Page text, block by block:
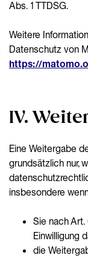
Abs. 1 TTDSG.
Weitere
Datenschutz von
https://
IV.
Eine Weitergabe
grundsätzlich nur,
insbesondere
Sie nach Art.
Einwilligung
die